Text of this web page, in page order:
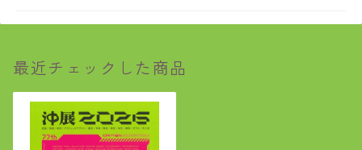
最近チェックした商品